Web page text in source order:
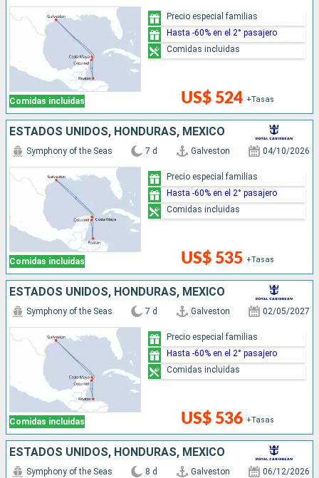
Comidas incluidas US$ 524 +Tasas
Precio especial familias
Hasta -60% en el 2° pasajero
Comidas incluidas
ESTADOS UNIDOS, HONDURAS, MÉXICO
Comidas incluidas
Symphony of the Seas 7 d Galveston 04/10/2026
US$ 535 +Tasas
Precio especial familias
Hasta -60% en el 2° pasajero
Comidas incluidas
ESTADOS UNIDOS, HONDURAS, MÉXICO
Comidas incluidas
Symphony of the Seas 7 d Galveston 02/05/2027
US$ 536 +Tasas
Precio especial familias
Hasta -60% en el 2° pasajero
Comidas incluidas
ESTADOS UNIDOS, HONDURAS, MÉXICO
Symphony of the Seas 8 d Galveston 06/12/2026